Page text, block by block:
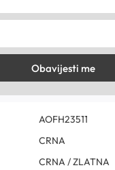
Obavijesti me
AOFH23511
CRNA
CRNA / ZLATNA